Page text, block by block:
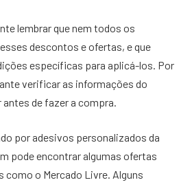
lembrar que nem todos os
descontos e ofertas, e que
específicas para aplicá-los. Por
verificar as informações do
de fazer a compra.
por adesivos personalizados da
pode encontrar algumas ofertas
o Mercado Livre. Alguns